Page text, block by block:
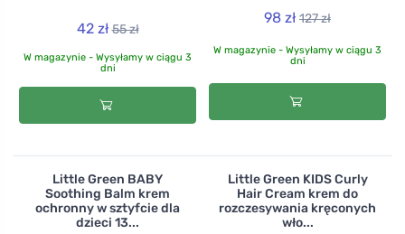
42 zł 55 zł
W magazynie - Wysyłamy w ciągu 3
dni
98 zł 127 zł
W magazynie - Wysyłamy w ciągu 3
dni
Little Green BABY
Soothing Balm krem
ochronny w sztyfcie dla
dzieci 13...
Little Green KIDS Curly
Hair Cream krem do
rozczesywania kręconych
wło...